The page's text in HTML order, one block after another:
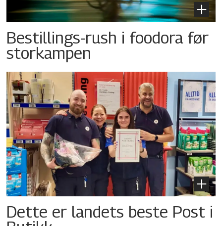
Bestillings-rush i foodora før
storkampen
Dette er landets beste Post i